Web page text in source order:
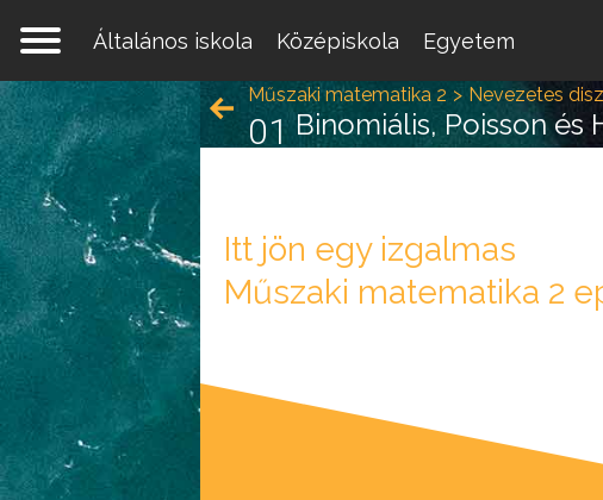
Általános iskola
Középiskola Egyetem
Műszaki matematika 2 Nevezetes
Binomiális, Poisson
01
Itt jön egy izgalmas
Műszaki matematika 2